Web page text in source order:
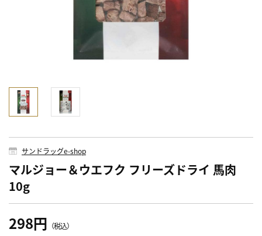
サンドラッグe-shop
マルジョー＆ウエフク フリーズドライ 馬肉
10g
298円 （税込）